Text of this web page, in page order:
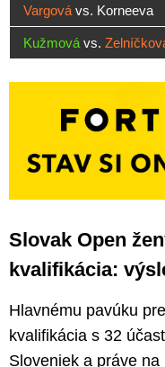
Vargová vs. Korneeva
Kužmová vs.
Slovak Open
kvalifikácia:
Hlavnému pavúku
kvalifikácia s 32
Sloveniek a práve